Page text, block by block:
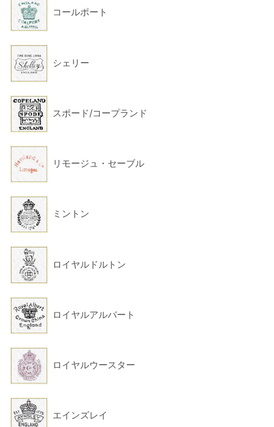
コールポート
シェリー
スポード/コープランド
リモージュ・セーブル
ミントン
ロイヤルドルトン
ロイヤルアルバート
ロイヤルウースター
エインズレイ